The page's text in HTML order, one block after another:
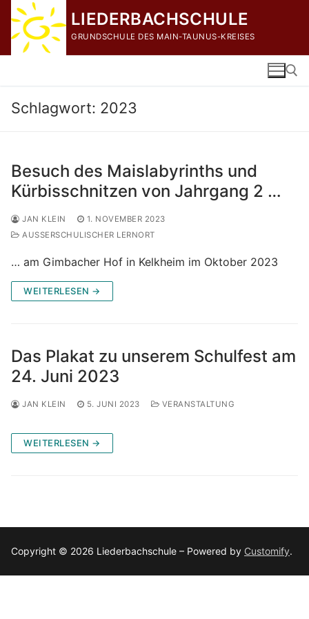
Zum
Inhalt
springen
LIEDERBACHSCHULE
GRUNDSCHULE DES MAIN-TAUNUS-KREISES
Schlagwort: 2023
Besuch des Maislabyrinths und
Kürbisschnitzen von Jahrgang 2 …
JAN KLEIN
1. NOVEMBER 2023
AUSSERSCHULISCHER LERNORT
… am Gimbacher Hof in Kelkheim im Oktober 2023
WEITERLESEN →
Das Plakat zu unserem Schulfest am
24. Juni 2023
JAN KLEIN 5. JUNI 2023 VERANSTALTUNG
WEITERLESEN →
Copyright © 2026 Liederbachschule – Powered by Customify.